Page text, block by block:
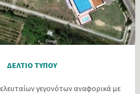
ΔΕΛΤΙΟ ΤΥΠΟΥ
γεγονότων αναφορικά με